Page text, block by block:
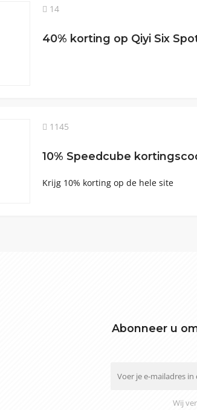
14
40% korting op Qiyi Six
1145
10% Speedcube
Krijg 10% korting op de hele site
Abonneer u
Wij